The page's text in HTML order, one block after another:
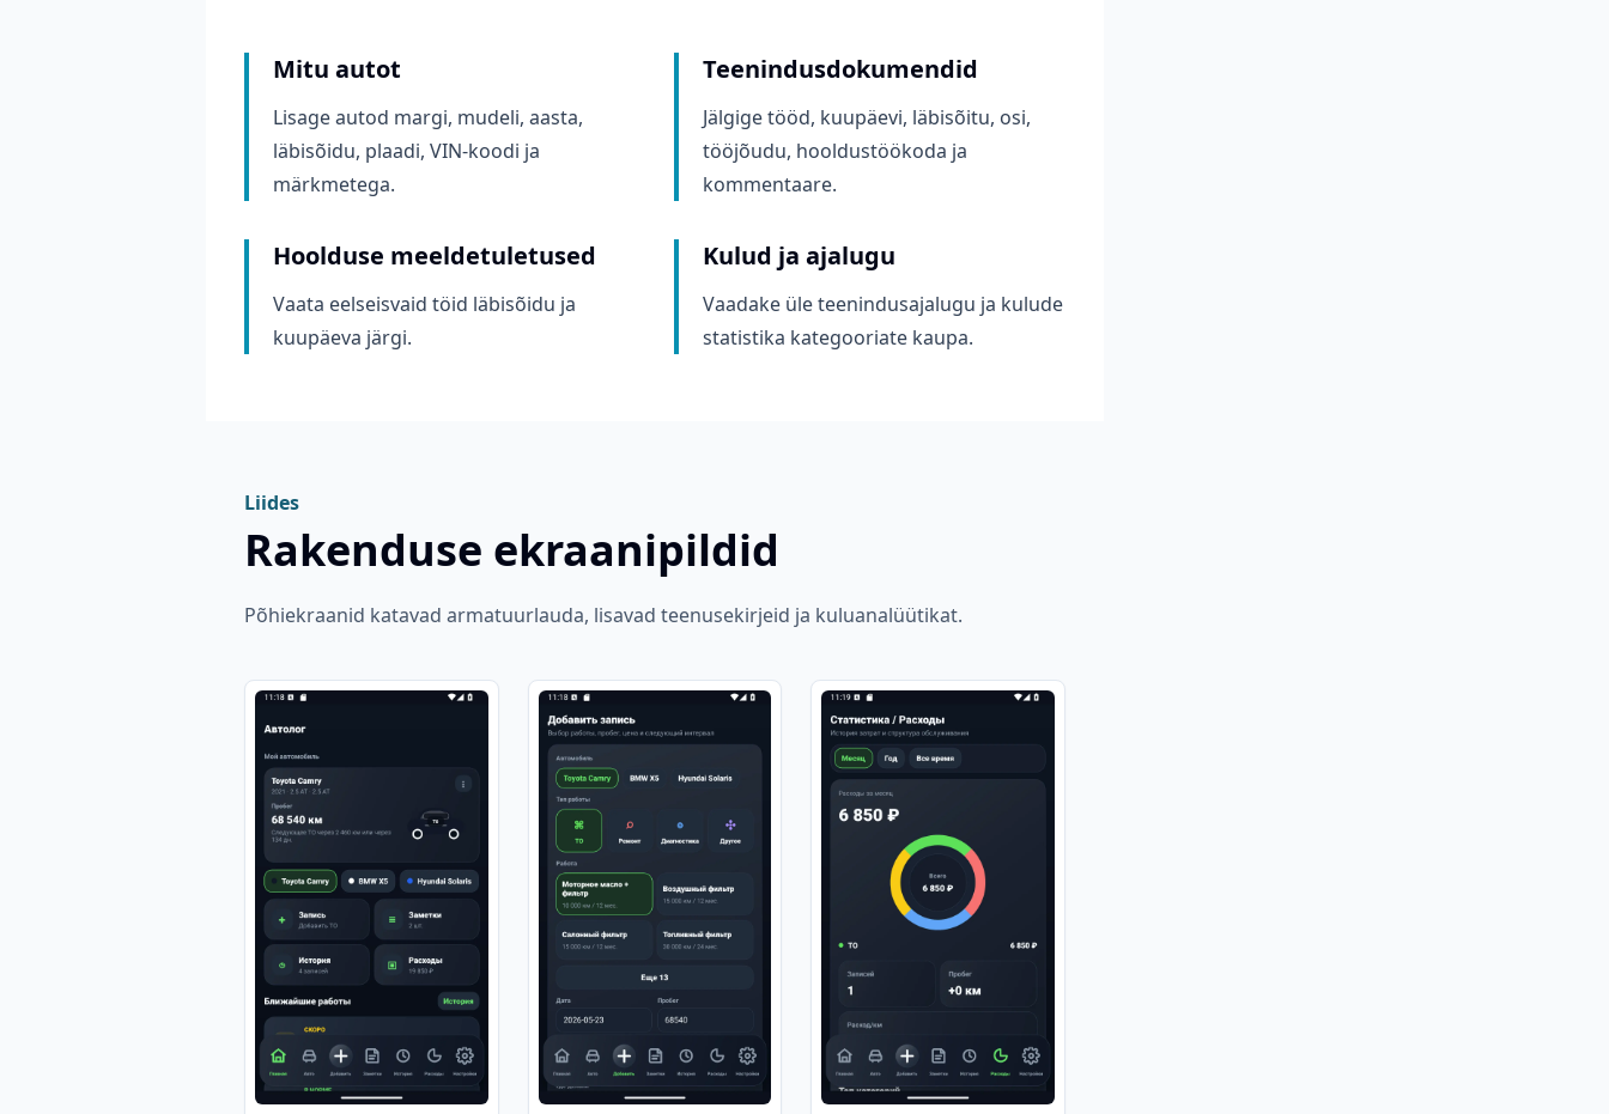
Mitu autot
Lisage autod margi, mudeli, aasta,
läbisõidu, plaadi, VIN-koodi ja
märkmetega.
Teenindusdokumendid
Jälgige tööd, kuupäevi, läbisõitu, osi,
tööjõudu, hooldustöökoda ja
kommentaare.
Hoolduse meeldetuletused
Vaata eelseisvaid töid läbisõidu ja
kuupäeva järgi.
Kulud ja ajalugu
Vaadake üle teenindusajalugu ja kulude
statistika kategooriate kaupa.
Liides
Rakenduse ekraanipildid
Põhiekraanid katavad armatuurlauda, lisavad teenusekirjeid ja kuluanalüütikat.